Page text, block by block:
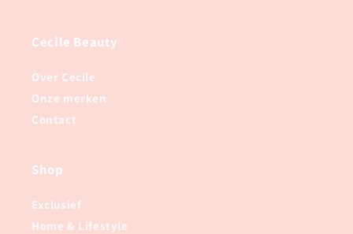
Cecile Beauty
Over Cecile
Onze merken
Contact
Shop
Exclusief
Home & Lifestyle